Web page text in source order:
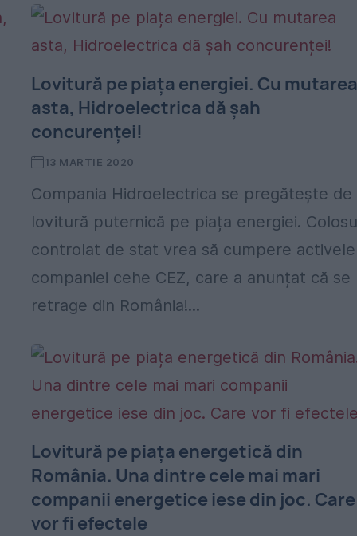
Lovitură pe piața energiei. Cu mutarea
asta, Hidroelectrica dă șah
concurenței!
13 MARTIE 2020
Compania Hidroelectrica se pregătește de
lovitură puternică pe piața energiei.
controlat de stat vrea să cumpere activele
companiei cehe CEZ, care a anunțat că se
retrage din România!...
Lovitură pe piața energetică din
România. Una dintre cele mai mari
companii energetice iese din joc. Care
vor fi efectele